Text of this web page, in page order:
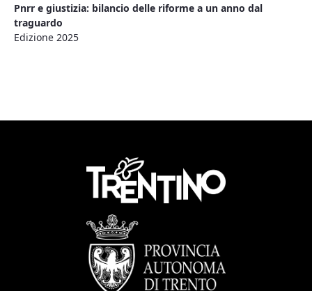
Pnrr e giustizia: bilancio delle riforme a un anno dal
traguardo
Edizione 2025